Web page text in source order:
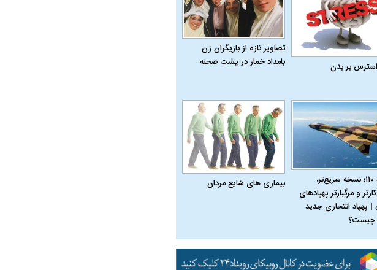
استرس بر بدن
تصاویر تازه از بازیگران زن
بامداد خمار در پشت صحنه
حدید ۱۱۰؛ نسخه سریع‌تر،
و مرگبارتر پهپادهای
| پهپاد انتحاری جدید
چیست؟
بیماری‌ های شایع مردان